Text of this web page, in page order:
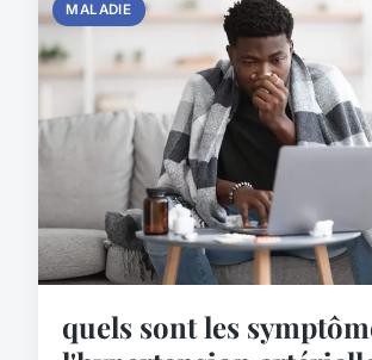
MALADIE
quels sont les